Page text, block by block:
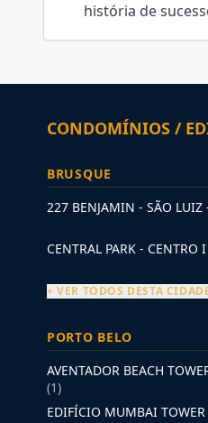
história de
CONDOMÍNIOS /
BRUSQUE
227 BENJAMIN - SÃO LUIZ
CENTRAL PARK - CENTRO
+ VER TODOS DESTA
PORTO BELO
AVENTADOR BEACH
(1)
EDIFÍCIO MUMBAI TOWER